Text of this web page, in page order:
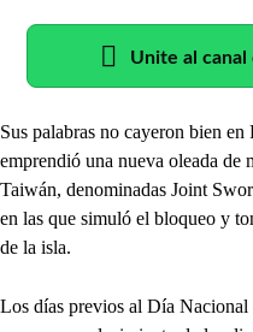
Unite al
Sus palabras no cayeron bien
emprendió una nueva oleada de
Taiwán, denominadas Joint
en las que simuló el bloqueo y
de la isla.
Los días previos al Día Nacional